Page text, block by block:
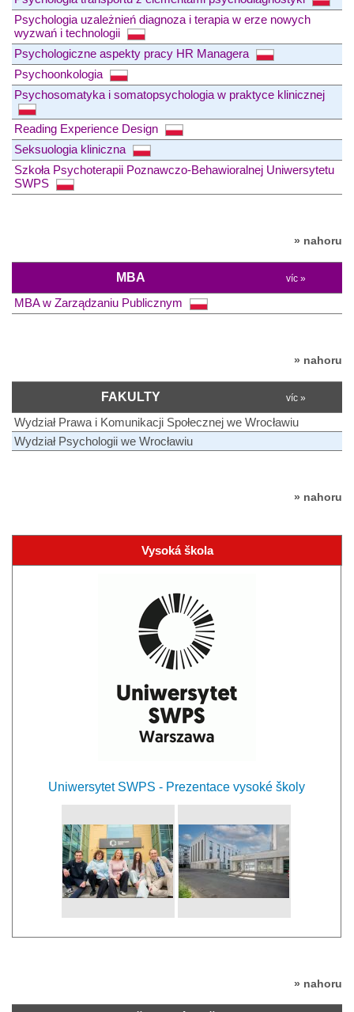
Psychologia uzależnień diagnoza i terapia w erze nowych
wyzwań i technologii
Psychologiczne aspekty pracy HR Managera
Psychoonkologia
Psychosomatyka i somatopsychologia w praktyce klinicznej
Reading Experience Design
Seksuologia kliniczna
Szkoła Psychoterapii Poznawczo-Behawioralnej Uniwersytetu
SWPS
» nahoru
MBA víc »
MBA w Zarządzaniu Publicznym
» nahoru
FAKULTY víc »
Wydział Prawa i Komunikacji Społecznej we Wrocławiu
Wydział Psychologii we Wrocławiu
» nahoru
Vysoká škola
Uniwersytet SWPS - Prezentace vysoké školy
» nahoru